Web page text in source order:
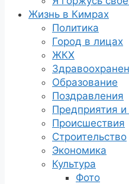
Жизнь в Кимрах
Политика
Город в лицах
ЖКХ
Образование
Поздравления
Предприятия
Происшествия
Строительство
Экономика
Культура
Фото